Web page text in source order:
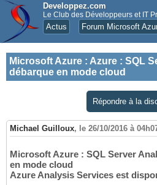
Developpez.com
Le Club des Développeurs et IT
Actus Forum Microsoft
Microsoft Azure : Azure : SQL
débarque en mode cloud
Répondre à la
Michael Guilloux, le 26/10/2016 à
Microsoft Azure : SQL Server
en mode cloud
Azure Analysis Services est